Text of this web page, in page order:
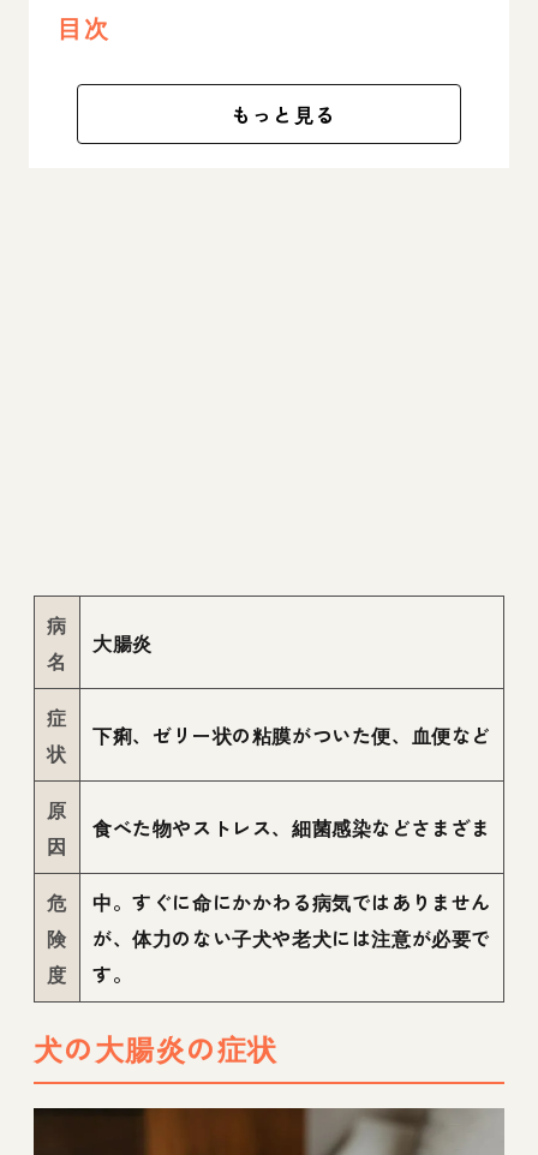
目次
もっと見る
病
名
大腸炎
症
状
下痢、ゼリー状の粘膜がついた便、血便など
原
因
食べた物やストレス、細菌感染などさまざま
危
険
度
中。すぐに命にかかわる病気ではありません
が、体力のない子犬や老犬には注意が必要で
す。
犬の大腸炎の症状